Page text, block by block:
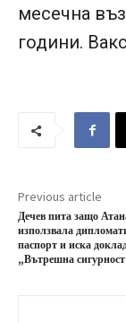
месечна
години.
Previous article
Дечев пита защо
използвала
паспорт и иска
„Вътрешна